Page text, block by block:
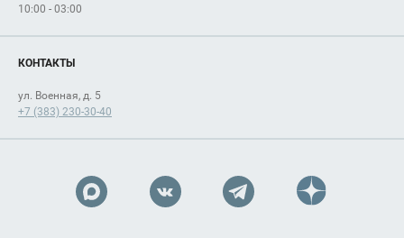
10:00 - 03:00
КОНТАКТЫ
ул. Военная, д. 5
+7 (383) 230-30-40